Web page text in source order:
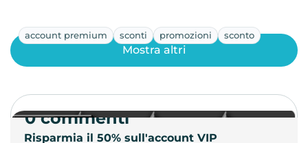
account premium sconti promozioni sconto
Risparmia il 50% sull'account VIP
Mostra altri
0 commenti